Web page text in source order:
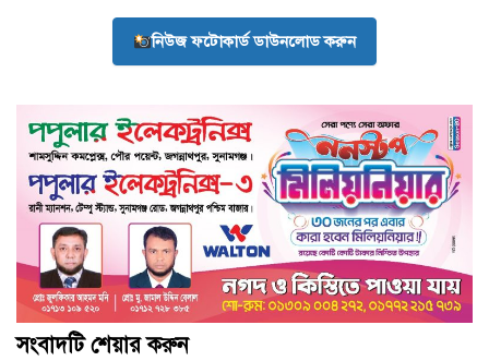
নিউজ ফটোকার্ড ডাউনলোড করুন
সংবাদটি শেয়ার করুন